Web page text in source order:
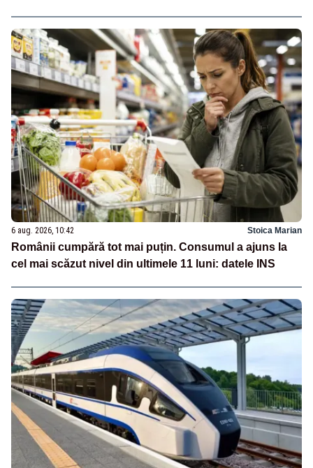
6 aug. 2026, 10:42 Stoica Marian
Românii cumpără tot mai puțin. Consumul a ajuns la
cel mai scăzut nivel din ultimele 11 luni: datele INS